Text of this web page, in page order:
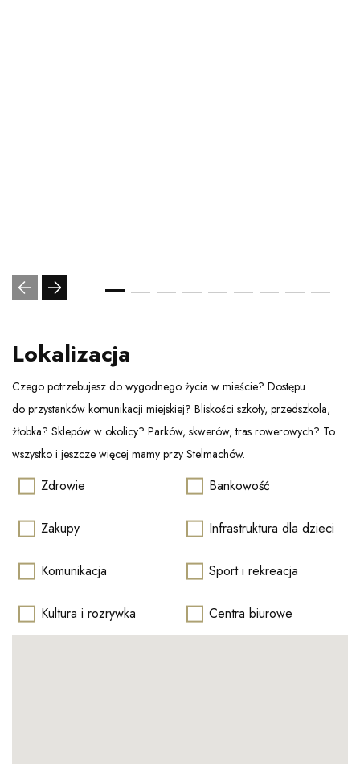
Lokalizacja
Czego potrzebujesz do wygodnego życia w mieście? Dostępu
do przystanków komunikacji miejskiej? Bliskości szkoły, przedszkola,
żłobka? Sklepów w okolicy? Parków, skwerów, tras rowerowych? To
wszystko i jeszcze więcej mamy przy Stelmachów.
Zdrowie Bankowość
Zakupy Infrastruktura dla dzieci
Komunikacja Sport i rekreacja
Kultura i rozrywka Centra biurowe